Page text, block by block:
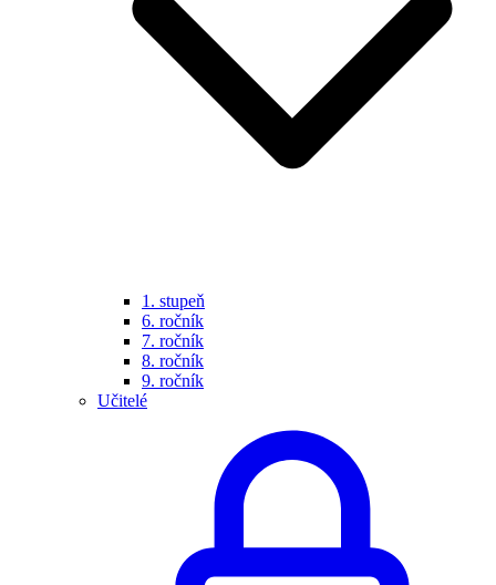
1. stupeň
6. ročník
7. ročník
8. ročník
9. ročník
Učitelé